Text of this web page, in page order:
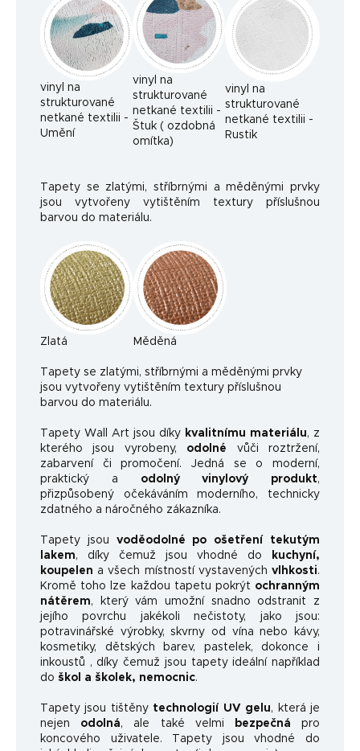
vinyl na
strukturované
netkané textilii -
Umění
vinyl na
strukturované
netkané textilii -
Štuk ( ozdobná
omítka)
vinyl na
strukturované
netkané textilii -
Rustik
Tapety se zlatými, stříbrnými a měděnými prvky
jsou vytvořeny vytištěním textury příslušnou
barvou do materiálu.
Zlatá Měděná
Tapety se zlatými, stříbrnými a měděnými prvky
jsou vytvořeny vytištěním textury příslušnou
barvou do materiálu.
Tapety Wall Art jsou díky kvalitnímu materiálu, z
kterého jsou vyrobeny, odolné vůči roztržení,
zabarvení či promočení. Jedná se o moderní,
praktický a
odolný vinylový produkt,
přizpůsobený očekáváním moderního, technicky
zdatného a náročného zákazníka.
Tapety jsou voděodolné po ošetření tekutým
lakem, díky čemuž jsou vhodné do
kuchyní,
koupelen a všech místností vystavených vlhkosti.
Kromě toho lze každou tapetu pokrýt ochranným
nátěrem, který vám umožní snadno odstranit z
jejího povrchu jakékoli nečistoty, jako jsou:
potravinářské výrobky, skvrny od vína nebo kávy,
kosmetiky, dětských barev, pastelek, dokonce i
inkoustů , díky čemuž jsou tapety ideální například
do škol a školek, nemocnic.
Tapety jsou tištěny technologií UV gelu, která je
nejen odolná, ale také velmi bezpečná pro
koncového uživatele. Tapety jsou vhodné do